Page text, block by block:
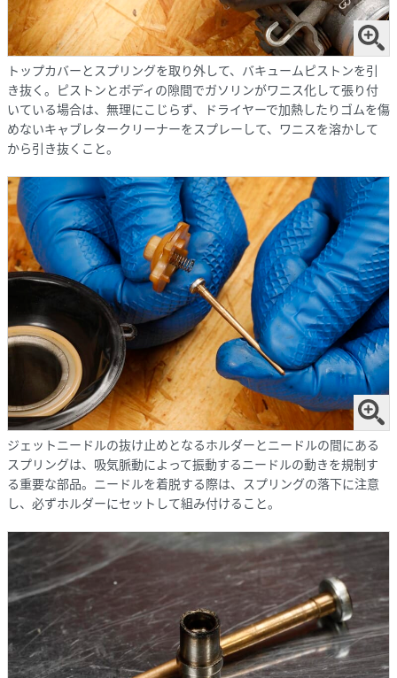
トップカバーとスプリングを取り外して、バキュームピストンを引
き抜く。ピストンとボディの隙間でガソリンがワニス化して張り付
いている場合は、無理にこじらず、ドライヤーで加熱したりゴムを傷
めないキャブレタークリーナーをスプレーして、ワニスを溶かして
から引き抜くこと。
ジェットニードルの抜け止めとなるホルダーとニードルの間にある
スプリングは、吸気脈動によって振動するニードルの動きを規制す
る重要な部品。ニードルを着脱する際は、スプリングの落下に注意
し、必ずホルダーにセットして組み付けること。